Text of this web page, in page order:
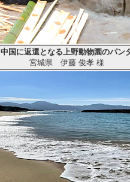
中国に返還となる上野動物園のパン
宮城県伊藤 俊孝 様